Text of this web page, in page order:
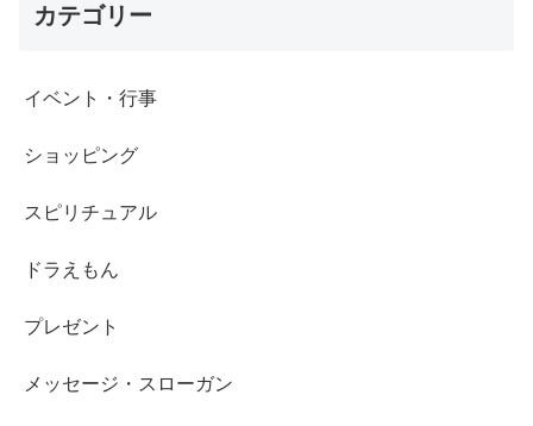
カテゴリー
イベント・行事
ショッピング
スピリチュアル
ドラえもん
プレゼント
メッセージ・スローガン